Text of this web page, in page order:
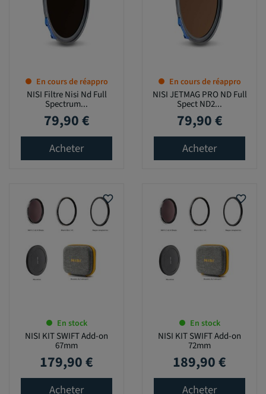
En cours de réappro
NISI Filtre Nisi Nd Full
Spectrum...
Prix
79,90 €
Acheter
En cours de réappro
NISI JETMAG PRO ND Full
Spect ND2...
Prix
79,90 €
Acheter
favorite_border
En stock
NISI KIT SWIFT Add-on
67mm
Prix
179,90 €
Acheter
favorite_border
En stock
NISI KIT SWIFT Add-on
72mm
Prix
189,90 €
Acheter